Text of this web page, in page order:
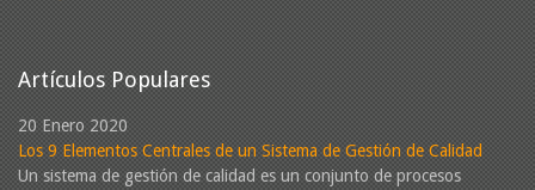
Artículos Populares
20 Enero 2020
Los 9 Elementos Centrales de un Sistema de Gestión de Calidad
Un sistema de gestión de calidad es un conjunto de procesos